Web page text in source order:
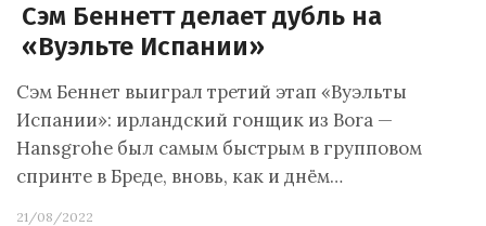
Сэм Беннетт делает дубль на
«Вуэльте Испании»
Сэм Беннет выиграл третий этап «Вуэльты
Испании»: ирландский гонщик из Bora —
Hansgrohe был самым быстрым в групповом
спринте в Бреде, вновь, как и днём…
21/08/2022